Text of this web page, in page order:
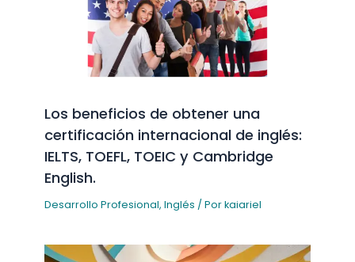
Los beneficios de obtener una
certificación internacional de inglés:
IELTS, TOEFL, TOEIC y Cambridge
English.
Desarrollo Profesional,Inglés / Porkaiariel